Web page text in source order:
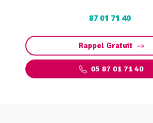
87 01 71 40
Rappel Gratuit
05 87 01 71 40